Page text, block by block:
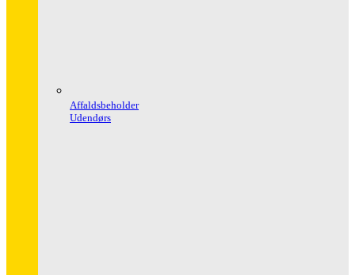
Affaldsbeholder
Udendørs